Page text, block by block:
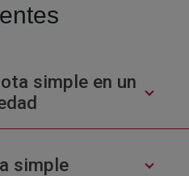
simple en un
simple